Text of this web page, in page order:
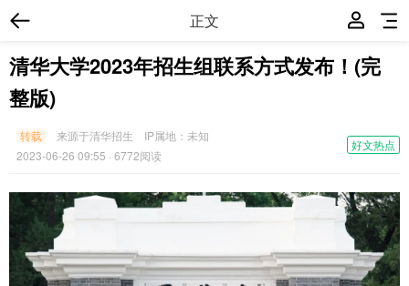
正文
清华大学2023年招生组联系方式发布！(完
整版)
好文热点
转载 来源于清华招生 IP属地： 未知
2023-06-26 09:55 · 6772阅读